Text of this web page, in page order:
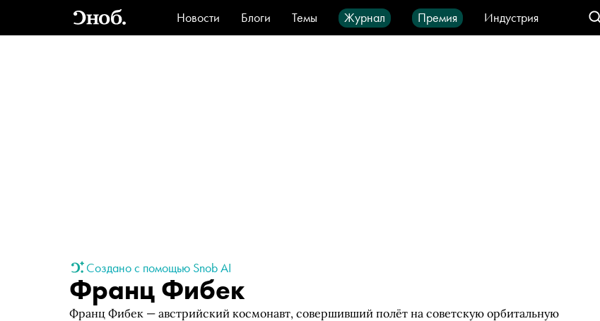
Новости Блоги Темы Журнал Премия
Индустрия
Стиль
Видео Город IT-продукты
Создано с помощью Snob AI
Франц Фибек
Франц Фибек — австрийский космонавт, совершивший полёт на советскую орбитальную